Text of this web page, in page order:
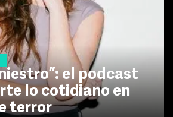
el podcast
lo cotidiano en
terror